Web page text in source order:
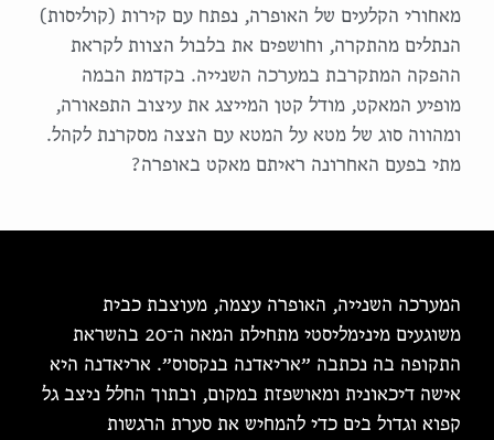
מאחורי הקלעים של האופרה, נפתח עם קירות (קוליסות)
הנתלים מהתקרה, וחושפים את בלבול הצוות לקראת
ההפקה המתקרבת במערכה השנייה. בקדמת הבמה
מופיע המאקט, מודל קטן המייצג את עיצוב התפאורה,
ומהווה סוג של מטא על המטא עם הצצה מסקרנת לקהל.
מתי בפעם האחרונה ראיתם מאקט באופרה?
המערכה השנייה, האופרה עצמה, מעוצבת כבית
משוגעים מינימליסטי מתחילת המאה ה־20 בהשראת
התקופה בה נכתבה ״אריאדנה בנקסוס״. אריאדנה היא
אישה דיכאונית ומאושפזת במקום, ובתוך החלל ניצב גל
קפוא וגדול בים כדי להמחיש את סערת הרגשות